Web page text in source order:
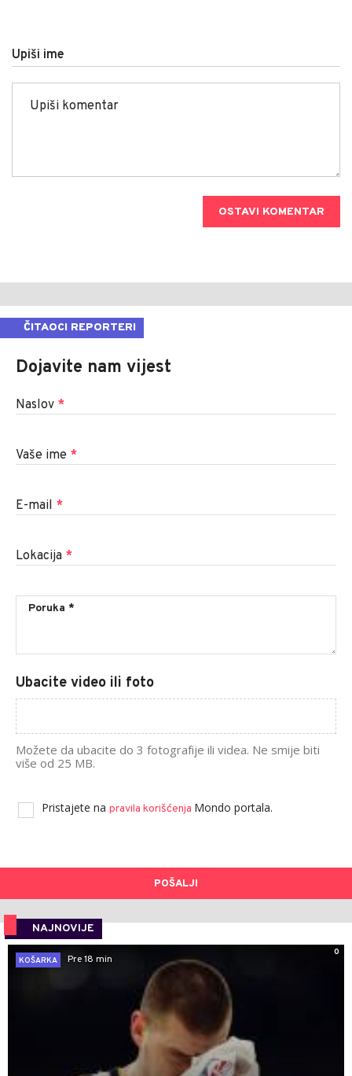
Upiši ime
OSTAVI KOMENTAR
ČITAOCI REPORTERI
Dojavite nam vijest
Naslov *
Vaše ime *
E-mail *
Lokacija *
Ubacite video ili foto
Možete da ubacite do 3 fotografije ili videa. Ne smije biti
više od 25 MB.
Pristajete na pravila korišćenja Mondo portala.
POŠALJI
NAJNOVIJE
0
KOŠARKA
Pre 18 min